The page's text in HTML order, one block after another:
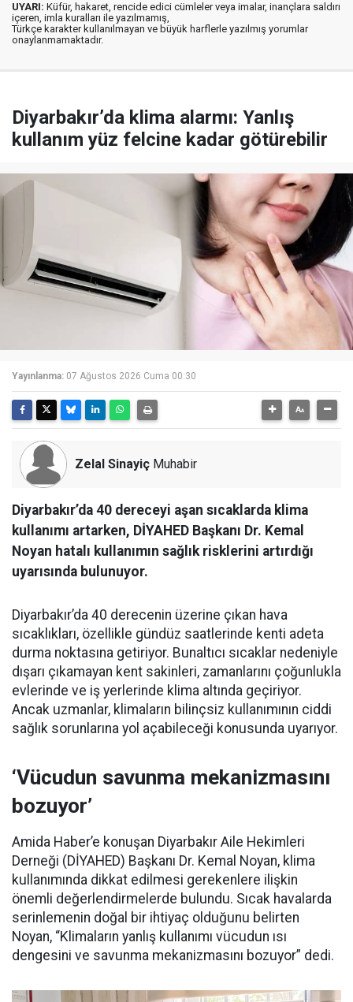
UYARI: Küfür, hakaret, rencide edici cümleler veya imalar, inançlara saldırı
içeren, imla kuralları ile yazılmamış,
Türkçe karakter kullanılmayan ve büyük harflerle yazılmış yorumlar
onaylanmamaktadır.
Diyarbakır’da klima alarmı: Yanlış
kullanım yüz felcine kadar götürebilir
Yayınlanma: 07 Ağustos 2026 Cuma 00:30
Zelal Sinayiç Muhabir
Diyarbakır’da 40 dereceyi aşan sıcaklarda klima
kullanımı artarken, DİYAHED Başkanı Dr. Kemal
Noyan hatalı kullanımın sağlık risklerini artırdığı
uyarısında bulunuyor.
Diyarbakır’da 40 derecenin üzerine çıkan hava
sıcaklıkları, özellikle gündüz saatlerinde kenti adeta
durma noktasına getiriyor. Bunaltıcı sıcaklar nedeniyle
dışarı çıkamayan kent sakinleri, zamanlarını çoğunlukla
evlerinde ve iş yerlerinde klima altında geçiriyor.
Ancak uzmanlar, klimaların bilinçsiz kullanımının ciddi
sağlık sorunlarına yol açabileceği konusunda uyarıyor.
‘Vücudun savunma mekanizmasını
bozuyor’
Amida Haber’e konuşan Diyarbakır Aile Hekimleri
Derneği (DİYAHED) Başkanı Dr. Kemal Noyan, klima
kullanımında dikkat edilmesi gerekenlere ilişkin
önemli değerlendirmelerde bulundu. Sıcak havalarda
serinlemenin doğal bir ihtiyaç olduğunu belirten
Noyan, “Klimaların yanlış kullanımı vücudun ısı
dengesini ve savunma mekanizmasını bozuyor” dedi.